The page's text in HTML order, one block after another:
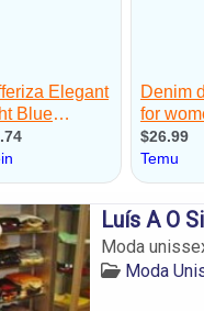
Luís A O
Moda
Moda